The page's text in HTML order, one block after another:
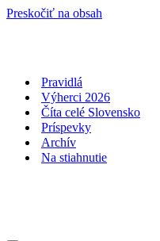
Preskočiť na obsah
Pravidlá
Výherci 2026
Číta celé Slovensko
Príspevky
Archív
Na stiahnutie